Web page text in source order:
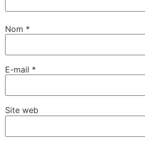
Nom *
E-mail *
Site web